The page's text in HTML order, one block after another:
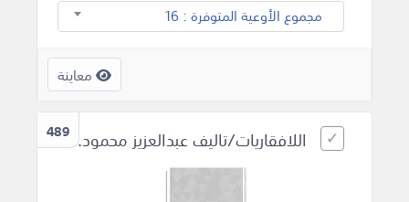
مجموع الأوعية المتوفرة : 16
معاينة
489 اللافقاريات/تاليف عبدالعزيز محمود.